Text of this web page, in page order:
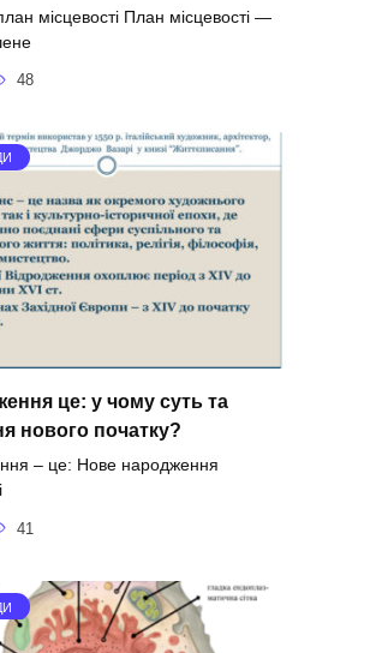
місцевості План місцевості —
48
це: у чому суть та
нового початку?
– це: Нове народження
41